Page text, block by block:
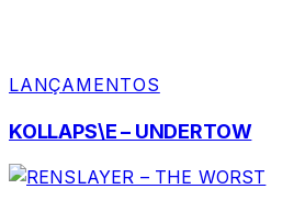
LANÇAMENTOS
KOLLAPS\E – UNDERTOW